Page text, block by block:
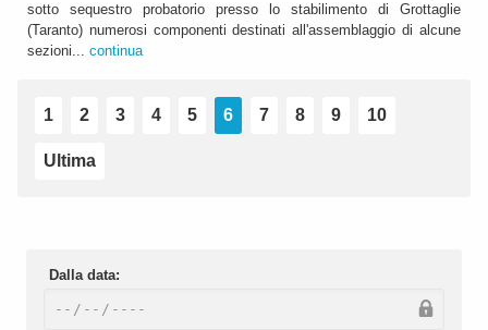
sotto sequestro probatorio presso lo stabilimento di Grottaglie
(Taranto) numerosi componenti destinati all'assemblaggio di alcune
sezioni... continua
1 2 3 4 5 6 7 8 9 10
Ultima
Dalla data: